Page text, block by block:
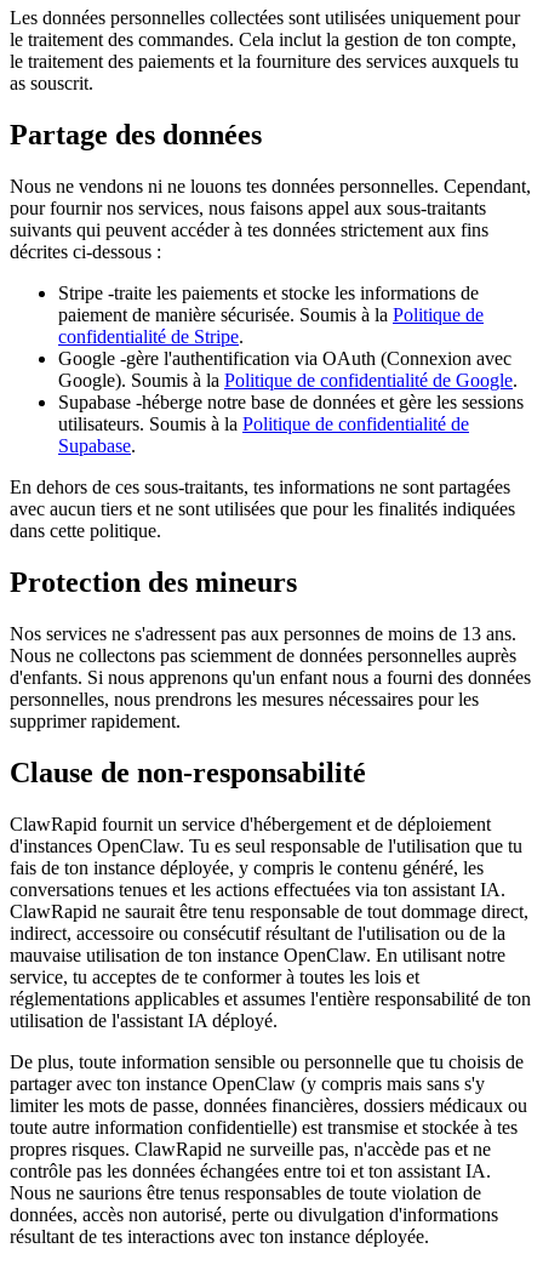
Les données personnelles collectées sont utilisées uniquement pour
le traitement des commandes. Cela inclut la gestion de ton compte,
le traitement des paiements et la fourniture des services auxquels tu
as souscrit.
Partage des données
Nous ne vendons ni ne louons tes données personnelles. Cependant,
pour fournir nos services, nous faisons appel aux sous-traitants
suivants qui peuvent accéder à tes données strictement aux fins
décrites ci-dessous :
Stripe -traite les paiements et stocke les informations de
paiement de manière sécurisée. Soumis à la Politique de
confidentialité de Stripe.
Google -gère l'authentification via OAuth (Connexion avec
Google). Soumis à la Politique de confidentialité de Google.
Supabase -héberge notre base de données et gère les sessions
utilisateurs. Soumis à la Politique de confidentialité de
Supabase.
En dehors de ces sous-traitants, tes informations ne sont partagées
avec aucun tiers et ne sont utilisées que pour les finalités indiquées
dans cette politique.
Protection des mineurs
Nos services ne s'adressent pas aux personnes de moins de 13 ans.
Nous ne collectons pas sciemment de données personnelles auprès
d'enfants. Si nous apprenons qu'un enfant nous a fourni des données
personnelles, nous prendrons les mesures nécessaires pour les
supprimer rapidement.
Clause de non-responsabilité
ClawRapid fournit un service d'hébergement et de déploiement
d'instances OpenClaw. Tu es seul responsable de l'utilisation que tu
fais de ton instance déployée, y compris le contenu généré, les
conversations tenues et les actions effectuées via ton assistant IA.
ClawRapid ne saurait être tenu responsable de tout dommage direct,
indirect, accessoire ou consécutif résultant de l'utilisation ou de la
mauvaise utilisation de ton instance OpenClaw. En utilisant notre
service, tu acceptes de te conformer à toutes les lois et
réglementations applicables et assumes l'entière responsabilité de ton
utilisation de l'assistant IA déployé.
De plus, toute information sensible ou personnelle que tu choisis de
partager avec ton instance OpenClaw (y compris mais sans s'y
limiter les mots de passe, données financières, dossiers médicaux ou
toute autre information confidentielle) est transmise et stockée à tes
propres risques. ClawRapid ne surveille pas, n'accède pas et ne
contrôle pas les données échangées entre toi et ton assistant IA.
Nous ne saurions être tenus responsables de toute violation de
données, accès non autorisé, perte ou divulgation d'informations
résultant de tes interactions avec ton instance déployée.